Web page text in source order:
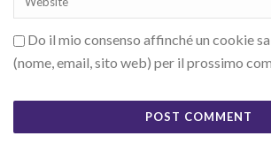
Do il mio consenso affinché un cookie
(nome, email, sito web) per il prossimo